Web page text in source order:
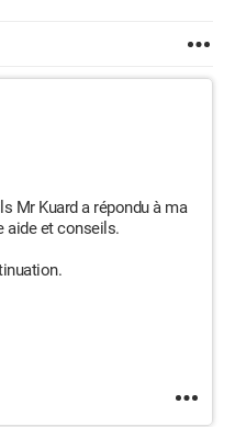
Mr Kuard a répondu à ma
aide et conseils.